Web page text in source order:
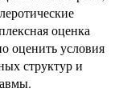
оценка
оценить условия
структур и